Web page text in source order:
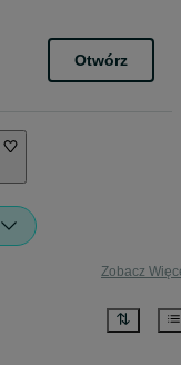
Otwórz
Zobacz